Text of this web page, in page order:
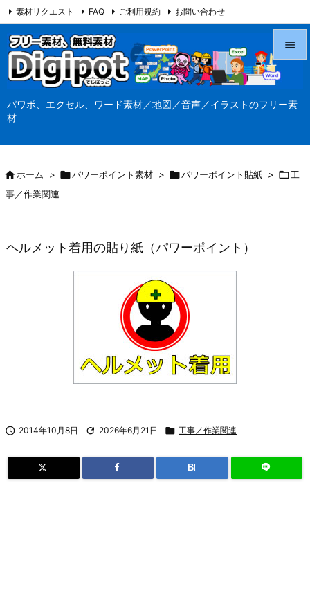
パワポ、エクセル、ワード素材／地図／音声／イラストのフリー素
材




素材リクエスト FAQ ご利用規約 お問い合わせ
当サイト（Digipot.net）について
ホーム > パワーポイント素材 > パワーポイント貼紙 > 工
事／作業関連
ヘルメット着用の貼り紙（パワーポイント）
 2014年10月8日  2026年6月21日  工事／作業関連
B!